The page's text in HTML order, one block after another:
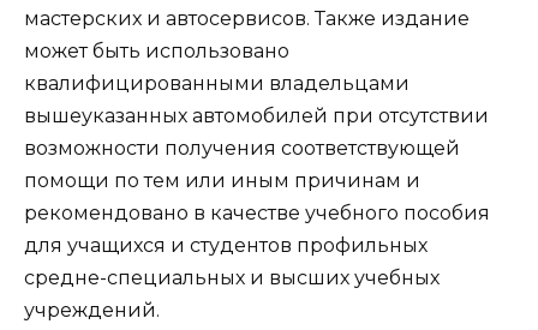
мастерских и автосервисов. Также издание
может быть использовано
квалифицированными владельцами
вышеуказанных автомобилей при отсутствии
возможности получения соответствующей
помощи по тем или иным причинам и
рекомендовано в качестве учебного пособия
для учащихся и студентов профильных
средне-специальных и высших учебных
учреждений.